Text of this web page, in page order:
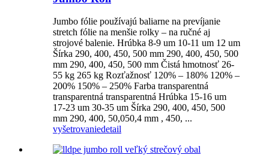
Jumbo fólie používajú baliarne na prevíjanie
stretch fólie na menšie rolky – na ručné aj
strojové balenie. Hrúbka 8-9 um 10-11 um 12 um
Šírka 290, 400, 450, 500 mm 290, 400, 450, 500
mm 290, 400, 450, 500 mm Čistá hmotnosť 26-
55 kg 265 kg Rozťažnosť 120% – 180% 120% –
200% 150% – 250% Farba transparentná
transparentná transparentná Hrúbka 15-16 um
17-23 um 30-35 um Šírka 290, 400, 450, 500
mm 290, 400, 50,050,4 mm , 450, ...
vyšetrovaniedetail